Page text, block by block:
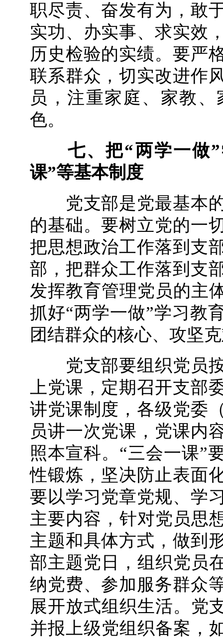
职尽责、奋发有为，敢
实功、办实事、求实效
历史检验的实绩。要严
联系群众，切实改进作
员，注重家庭、家教
色。
七、把“两学一做
课”等基本制度
党支部是党最基本的
的基础。要树立党的一
把思想政治工作落到支
部，把群众工作落到支
发挥教育管理党员的主
抓好“两学一做”学习教
团结群众的核心、攻坚
党支部要组织党员按
上党课，定期召开支部
讲党课制度，各级党委
员讲一次党课，党课内
照本宣科。“三会一课”
性锻炼，坚决防止表面
要以学习党章党规、学
主要内容，针对党员思
主题和具体方式，做到
部主题党日，组织党员
纳党费、参加服务群众
展开放式组织生活。党
并报上级党组织备案，